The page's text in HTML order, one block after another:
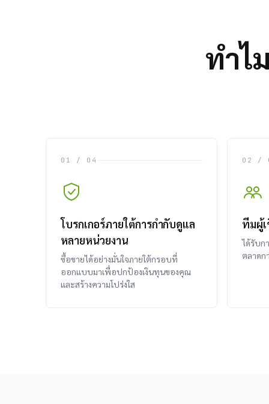
ทำไ
01 / 04
โบรกเกอร์ภายใต้การกำกับดูแล
หลายหน่วยงาน
ซื้อขายได้อย่างมั่นใจภายใต้กรอบที่
ออกแบบมาเพื่อปกป้องเงินทุนของคุณ
และสร้างความโปร่งใส
02 /
ทีมผู้
ได้รับก
ตลาดก